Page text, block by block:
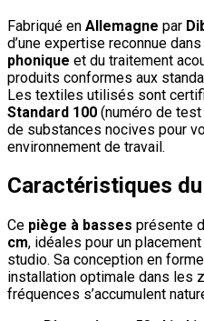
Fabriqué en Allemagne par
d’une expertise reconnue
phonique et du traitement
produits conformes aux
Les textiles utilisés sont
Standard 100 (numéro de test
de substances nocives pour
environnement de travail.
Caractéristiques
Ce piège à basses présente
cm, idéales pour un
studio. Sa conception en
installation optimale dans les
fréquences s’accumulent